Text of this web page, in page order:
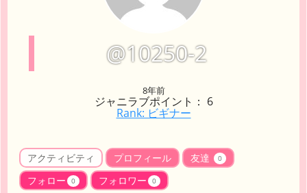
@10250-2
8年前
ジャニラブポイント： 6
Rank: ビギナー
アクティビティ プロフィール 友達 0
フォロー 0 フォロワー 0